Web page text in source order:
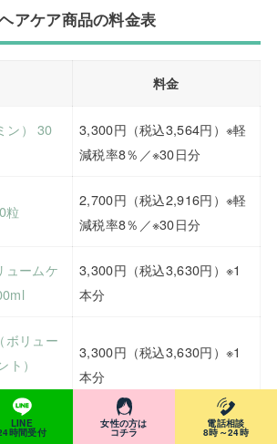
LINE
時間受付
女性の方は
コチラ
電話相談
8時～24時
アケア商品の料金表
料金
ン） 30
3,300円（税込3,564円）※軽
減税率8％／※30日分
粒
2,700円（税込2,916円）※軽
減税率8％／※30日分
ュームケ
3,300円（税込3,630円）※1
本分
ボリュー
）
3,300円（税込3,630円）※1
本分